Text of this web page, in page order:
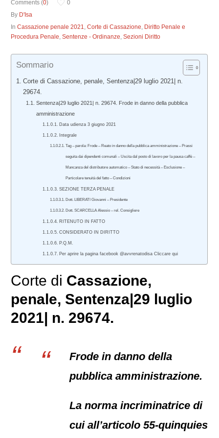
Comments (0)
0
By D'Isa
InCassazione penale 2021,Corte di Cassazione, Diritto Penale e
Procedura Penale,Sentenze - Ordinanze,Sezioni Diritto
Sommario
Corte di Cassazione, penale, Sentenza|29 luglio 2021| n.
29674.
Sentenza|29 luglio 2021| n. 29674. Frode in danno della pubblica
amministrazione
Data udienza 3 giugno 2021
Integrale
Tag – parola: Frode – Reato in danno della pubblica amministrazione – Prassi
seguita dai dipendenti comunali – Uscita dal posto di lavoro per la pausa caffè –
Mancanza del distributore automatico – Stato di necessità – Esclusione –
Particolare tenuità del fatto – Condizioni
SEZIONE TERZA PENALE
Dott. LIBERATI Giovanni – Presidente
Dott. SCARCELLA Alessio – rel. Consigliere
RITENUTO IN FATTO
CONSIDERATO IN DIRITTO
P.Q.M.
Per aprire la pagina facebook @avvrenatodisa Cliccare qui
Corte di Cassazione,
penale, Sentenza|29 luglio
2021| n. 29674.
Frode in danno della
pubblica amministrazione.
La norma incriminatrice di
cui all’articolo 55-quinquies